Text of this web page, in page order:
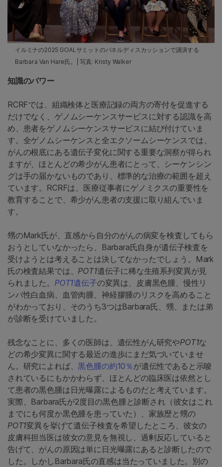
イルミナの2025 GOALサミットのパネルディスカッションで講演する
Barbara Van Hare氏。| 写真: Kristy Walker
知識のパワー
RCRFでは、組織検体と医療記録の両方の寄付を促進する
だけでなく、ゲノムシーケンスサービスに対する認識を高
め、患者をゲノムシーケンスサービスに結び付けていま
す。全ゲノムシーケンスと全エクソームシーケンスでは、
がんの根底にある遺伝子変化に関する重要な洞察が得られ
ますが、ほとんどの希少がん患者にとって、シーケンシン
グは手の届かないものであり、標準的な治療の範囲を超え
ています。RCRFは、医療従事者にゲノミクスの重要性を
教育することで、希少がん患者の支援に取り組んでいま
す。
甥のMark氏が、直感から自分のがんの病変を検査してもら
おうとしていなかったら、Barbara氏自身が遺伝子検査を
受けようとは考えることは決してなかったでしょう。Mark
氏の検査結果では、 POT1遺伝子に稀な生殖系列変異が見
られました。 POT1遺伝子の変異は、皮膚黒色腫、慢性リ
ンパ性白血病、血管肉腫、神経膠腫のリスクを高めること
がわかっており、そのうち3つはBarbara氏、甥、または弟
が診断を受けていました。
残念なことに、多くの医師は、遺伝性がん研究やPOT1な
どの希少変異に関する最近の進歩にまだ気づいていませ
ん。研究によれば、黒色腫の約10％が遺伝性であると示唆
されているにもかかわらず、ほとんどの臨床医は依然とし
て患者の黒色腫は日光曝露によるものだと考えています。
実際、Barbara氏が2度目の黒色腫と診断され（彼女はこれ
までにも何度か黒色腫を患っていた）、家族歴と甥の
POT1変異を挙げて遺伝子検査を希望したところ、彼女の
皮膚科担当医は彼女の意見を無視し、過剰反応していると
告げて、がんの原因は単に日光曝露にあると診断したので
した。しかしBarbara氏の直感は当たっていました。別の